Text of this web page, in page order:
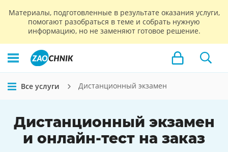
Материалы, подготовленные в результате оказания услуги,
помогают разобраться в теме и собрать нужную
информацию, но не заменяют готовое решение.
Все услуги Дистанционный экзамен
Дистанционный экзамен
и онлайн-тест на заказ